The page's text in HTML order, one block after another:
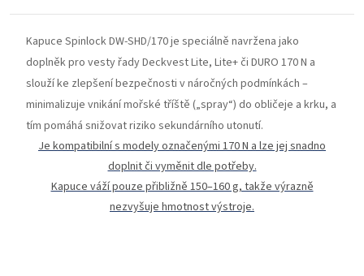
Kapuce Spinlock DW-SHD/170 je speciálně navržena jako
doplněk pro vesty řady Deckvest Lite, Lite+ či DURO 170 N a
slouží ke zlepšení bezpečnosti v náročných podmínkách –
minimalizuje vnikání mořské tříště („spray“) do obličeje a krku, a
tím pomáhá snižovat riziko sekundárního utonutí.
Je kompatibilní s modely označenými 170 N a lze jej snadno
doplnit či vyměnit dle potřeby.
Kapuce váží pouze přibližně 150–160 g, takže výrazně
nezvyšuje hmotnost výstroje.